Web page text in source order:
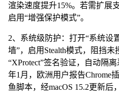
渲染速度提升15%。若需扩展
启用“增强保护模式”。
2、系统级防护：打开“系统设
墙”，启用Stealth模式，阻挡未
“XProtect”签名验证，自动隔
年1月，欧洲用户报告Chrome
鱼脚本，经macOS 15.2更新后